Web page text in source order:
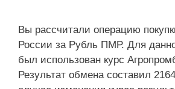
Вы рассчитали операцию
России за Рубль ПМР. Для
был использован курс
Результат обмена составил